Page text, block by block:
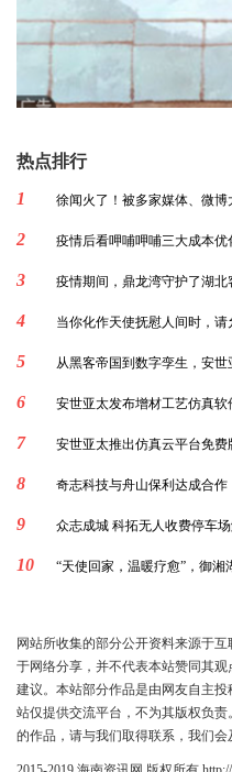
热点排行
1
徐闻火了！被多家媒体、微博
2 疫情后看呷哺呷哺三大成本优
3 疫情期间，鼎龙湾守护了湖北
4 当你化作天使抚慰人间时，请
5 从黑客帝国到数字孪生，安世
6 安世亚太发布增材工艺仿真软
7 安世亚太推出仿真云平台免费
8 奇志科技与舟山保利达成合作
9 众志成城 科拓无人收费停车
10 “天使回家，温暖疗愈”，御湘
网站所收集的部分公开资料来源于
于网络分享，并不代表本站赞同其
建议。本站部分作品是由网友自主
站仅提供交流平台，不为其版权负
的作品，请与我们取得联系，我们会